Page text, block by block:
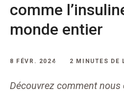
comme
monde entier
8 FÉVR. 2024 2 MINUTES DE
Découvrez comment